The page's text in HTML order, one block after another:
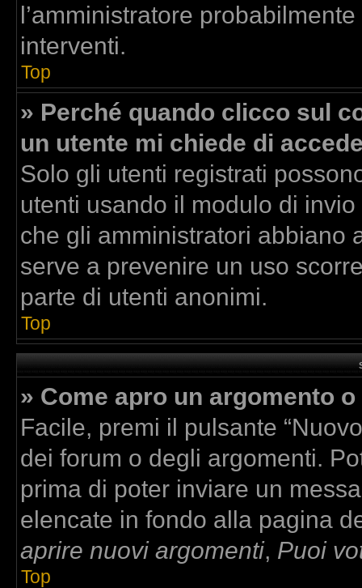
l’amministratore
interventi.
Top
» Perché quando clicco sul
un utente mi chiede di
Solo gli utenti registrati
utenti usando il modulo di
che gli amministratori abbiano
serve a prevenire un uso
parte di utenti anonimi.
Top
» Come apro un argomento
Facile, premi il pulsante
dei forum o degli argomenti.
prima di poter inviare un
elencate in fondo alla pagina
aprire nuovi argomenti, Puoi
Top